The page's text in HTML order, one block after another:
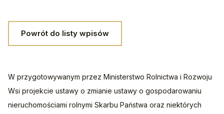
Powrót do listy wpisów
W przygotowywanym przez Ministerstwo Rolnictwa i Rozwoju
Wsi projekcie ustawy o zmianie ustawy o gospodarowaniu
nieruchomościami rolnymi Skarbu Państwa oraz niektórych